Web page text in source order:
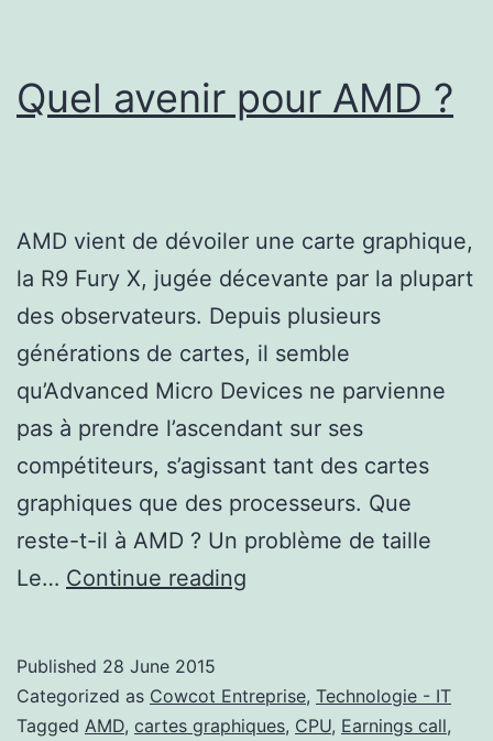
Quel avenir pour AMD ?
AMD vient de dévoiler une carte graphique,
la R9 Fury X, jugée décevante par la plupart
des observateurs. Depuis plusieurs
générations de cartes, il semble
qu’Advanced Micro Devices ne parvienne
pas à prendre l’ascendant sur ses
compétiteurs, s’agissant tant des cartes
graphiques que des processeurs. Que
reste-t-il à AMD ? Un problème de taille
Le… Continue reading
AMD
?
Published 28 June 2015
Categorized as Cowcot Entreprise, Technologie - IT
Tagged AMD, cartes graphiques, CPU, Earnings call,